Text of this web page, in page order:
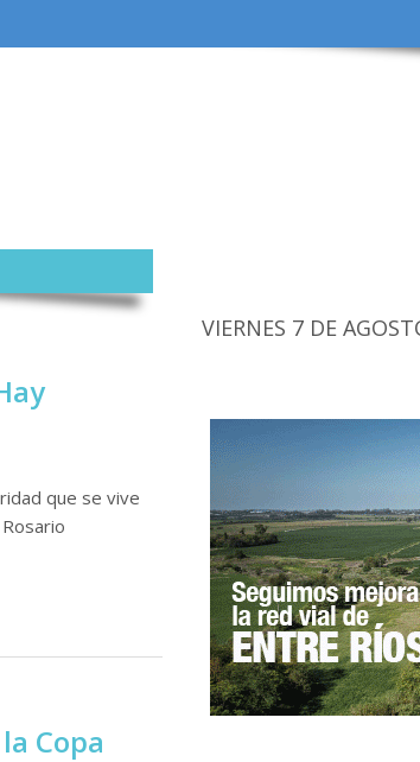
que se vive
Copa
VIERNES 7 DE